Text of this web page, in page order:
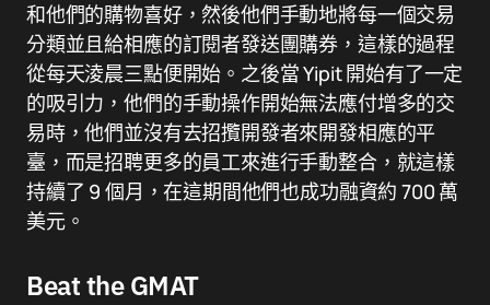
和他們的購物喜好，然後他們手動地將每一個交易
分類並且給相應的訂閱者發送團購券，這樣的過程
從每天淩晨三點便開始。之後當 Yipit 開始有了一定
的吸引力，他們的手動操作開始無法應付增多的交
易時，他們並沒有去招攬開發者來開發相應的平
臺，而是招聘更多的員工來進行手動整合，就這樣
持續了 9 個月，在這期間他們也成功融資約 700 萬
美元。
Beat the GMAT